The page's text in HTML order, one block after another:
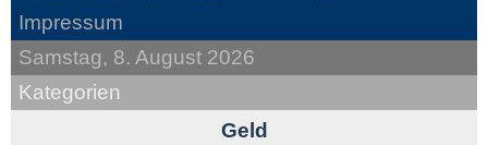
Impressum
Samstag, 8. August 2026
Kategorien
Geld